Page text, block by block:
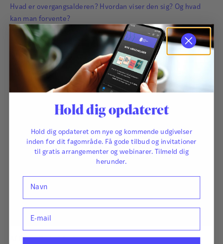
Hvad er overgangsalderen? Hvordan viser den sig? Og hvad
kan man forvente?
195,00kr.
Frans Ørsted Andersen
Hold dig opdateret
Hold dig opdateret om nye og kommende udgivelser
inden for dit fagområde. Få gode tilbud og invitationer
til gratis arrangementer og webinarer. Tilmeld dig
herunder.
Navn
E-mail